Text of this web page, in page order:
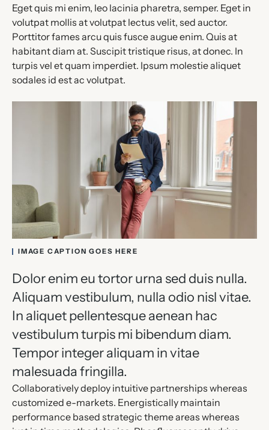
Eget quis mi enim, leo lacinia pharetra, semper. Eget in
volutpat mollis at volutpat lectus velit, sed auctor.
Porttitor fames arcu quis fusce augue enim. Quis at
habitant diam at. Suscipit tristique risus, at donec. In
turpis vel et quam imperdiet. Ipsum molestie aliquet
sodales id est ac volutpat.
IMAGE CAPTION GOES HERE
Dolor enim eu tortor urna sed duis nulla.
Aliquam vestibulum, nulla odio nisl vitae.
In aliquet pellentesque aenean hac
vestibulum turpis mi bibendum diam.
Tempor integer aliquam in vitae
malesuada fringilla.
Collaboratively deploy intuitive partnerships whereas
customized e-markets. Energistically maintain
performance based strategic theme areas whereas